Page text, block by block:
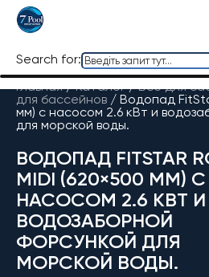
Search for:
Главная / Каталог/Все для
для бассейнов / Водопад
мм) с насосом 2.6 кВт и
для морской воды.
ВОДОПАД FITSTAR
MIDI (620×500 ММ) С
НАСОСОМ 2.6 КВТ И
ВОДОЗАБОРНОЙ
ФОРСУНКОЙ ДЛЯ
МОРСКОЙ ВОДЫ.